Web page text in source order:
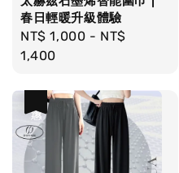
春日輕暖升級體驗
Regular
price
NT$ 1,000 - NT$
1,400